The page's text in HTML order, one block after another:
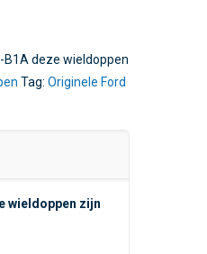
B1A deze wieldoppen
Tag: Originele Ford
wieldoppen zijn